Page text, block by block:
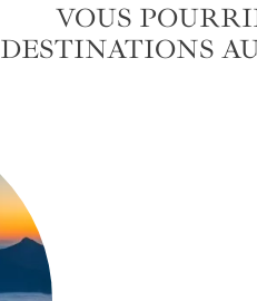
VOUS
DESTINATIONS